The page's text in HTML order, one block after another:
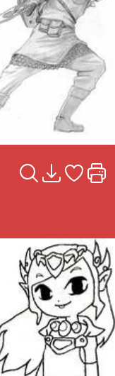
Voir la fiche
Télécharger
Ajouter